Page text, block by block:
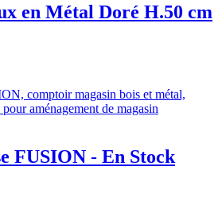
en Métal Doré H.50 cm
FUSION - En Stock